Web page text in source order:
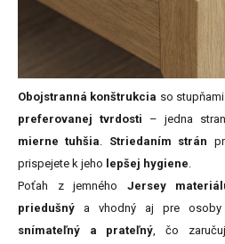
Obojstranná konštrukcia so
preferovanej tvrdosti – jedna
mierne tuhšia
Striedaním strán
prispejete k jeho lepšej hygiene
Poťah z jemného Jersey
priedušný a vhodný aj pre
snímateľný a prateľný , čo